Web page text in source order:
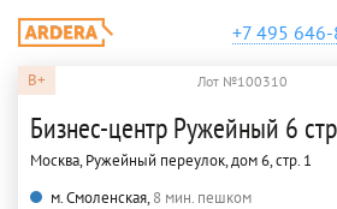
+7 495
B+ Лот №100310
Бизнес-центр Ружейный 6
Москва, Ружейный переулок, дом 6, стр. 1
м. Смоленская,8 мин. пешком